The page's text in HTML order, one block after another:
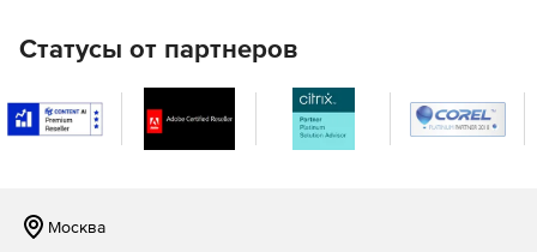
Статусы от партнеров
Москва